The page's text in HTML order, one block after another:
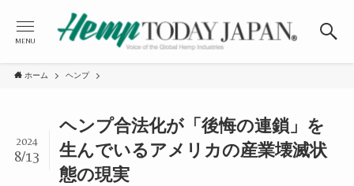
MENU
ホーム ヘンプ
ヘンプ合法化が「後悔の連鎖」を
生んでいるアメリカの産業壊滅状
態の現実
2024
8/13